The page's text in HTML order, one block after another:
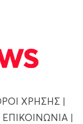
ΧΡΗΣΗΣ |
ΕΠΙΚΟΙΝΩΝΙΑ |